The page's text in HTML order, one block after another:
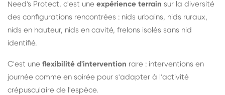
Need's Protect, c'est une expérience terrain sur la diversité
des configurations rencontrées : nids urbains, nids ruraux,
nids en hauteur, nids en cavité, frelons isolés sans nid
identifié.
C'est une flexibilité d'intervention rare : interventions en
journée comme en soirée pour s'adapter à l'activité
crépusculaire de l'espèce.